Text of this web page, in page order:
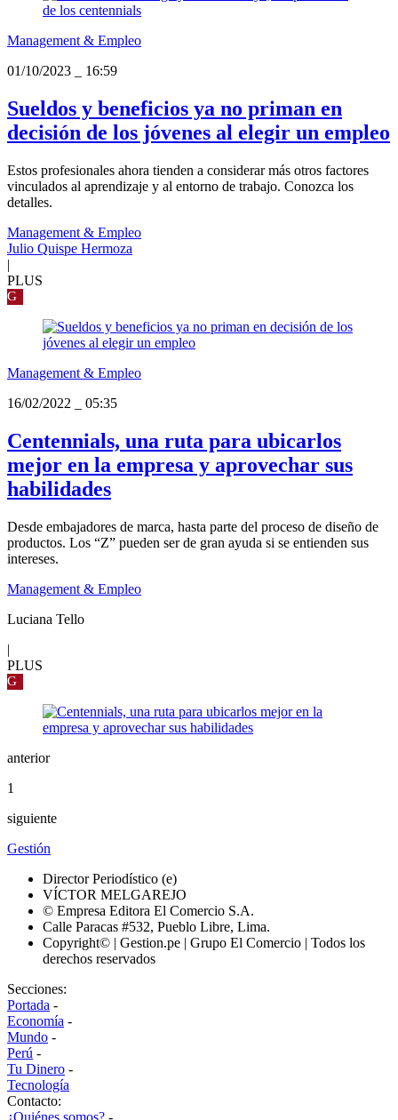
Management & Empleo
01/10/2023
16:59
Sueldos y beneficios ya no priman en
decisión de los jóvenes al elegir un empleo
Estos profesionales ahora tienden a considerar más otros factores
vinculados al aprendizaje y al entorno de trabajo. Conozca los
detalles.
Management & Empleo
Julio Quispe Hermoza
|
PLUS
G
Management & Empleo
16/02/2022
05:35
Centennials, una ruta para ubicarlos
mejor en la empresa y aprovechar sus
habilidades
Desde embajadores de marca, hasta parte del proceso de diseño de
productos. Los “Z” pueden ser de gran ayuda si se entienden sus
intereses.
Management & Empleo
Luciana Tello
|
PLUS
G
anterior
1
siguiente
Gestión
Director Periodístico (e)
VÍCTOR MELGAREJO
© Empresa Editora El Comercio S.A.
Calle Paracas #532, Pueblo Libre, Lima.
Copyright© | Gestion.pe | Grupo El Comercio | Todos los
derechos reservados
Secciones:
Portada -
Economía -
Mundo -
Perú -
Tu Dinero -
Tecnología
Contacto:
¿Quiénes somos? -